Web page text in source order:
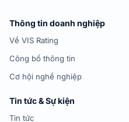
Thông tin doanh nghiệp
Về VIS Rating
Công bố thông tin
Cơ hội nghề nghiệp
Tin tức & Sự kiện
Tin tức